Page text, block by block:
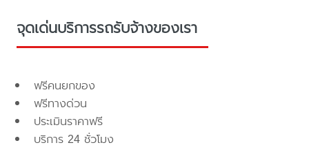
จุดเด่นบริการรถรับจ้างของเรา
ฟรีคนยกของ
ฟรีทางด่วน
ประเมินราคาฟรี
บริการ 24 ชั่วโมง